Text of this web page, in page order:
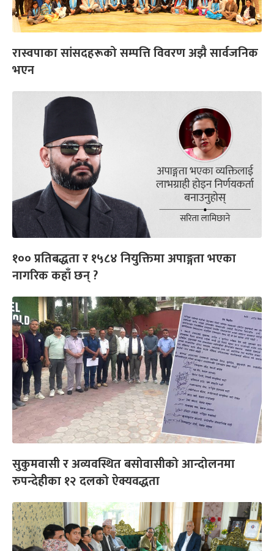
रास्वपाका सांसदहरूको सम्पत्ति विवरण अझै सार्वजनिक
भएन
१०० प्रतिबद्धता र १५८४ नियुक्तिमा अपाङ्गता भएका
नागरिक कहाँ छन् ?
सुकुमवासी र अव्यवस्थित बसोवासीको आन्दोलनमा
रुपन्देहीका १२ दलको ऐक्यवद्धता